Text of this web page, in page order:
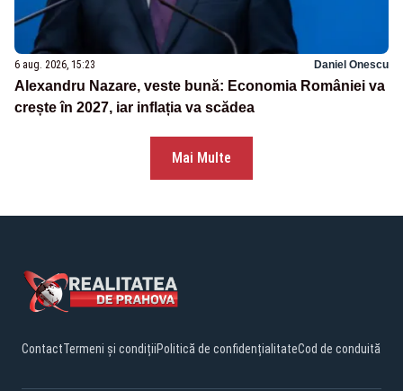
6 aug. 2026, 15:23 Daniel Onescu
Alexandru Nazare, veste bună: Economia României va
crește în 2027, iar inflația va scădea
Mai Multe
ContactTermeni și condițiiPolitică de confidențialitateCod de conduită